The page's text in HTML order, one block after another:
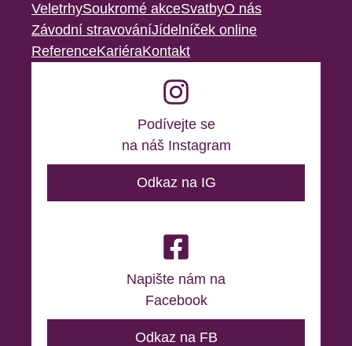
VeletrhySoukromé akceSvatbyO nás
Závodní stravováníJídelníček online
ReferenceKariéraKontakt
Podívejte se
na náš Instagram
Odkaz na IG
Napište nám na
Facebook
Odkaz na FB